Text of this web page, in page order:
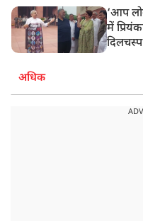
‘आप
में
अधिक